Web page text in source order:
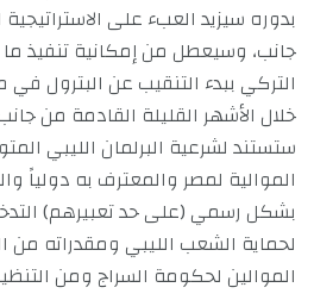
بدوره سيزيد العبء على
جانب، وسيعطل من إمكانية تنفيذ ما
التركي ببدء التنقيب عن البترول
خلال الأشهر القليلة القادمة من
ستستند لشرعية البرلمان الليبي
الموالية لمصر والمعترف به
بشكل رسمي (على حد تعبيرهم)
لحماية الشعب الليبي ومقدراته من
الموالين لحكومة السراج ومن